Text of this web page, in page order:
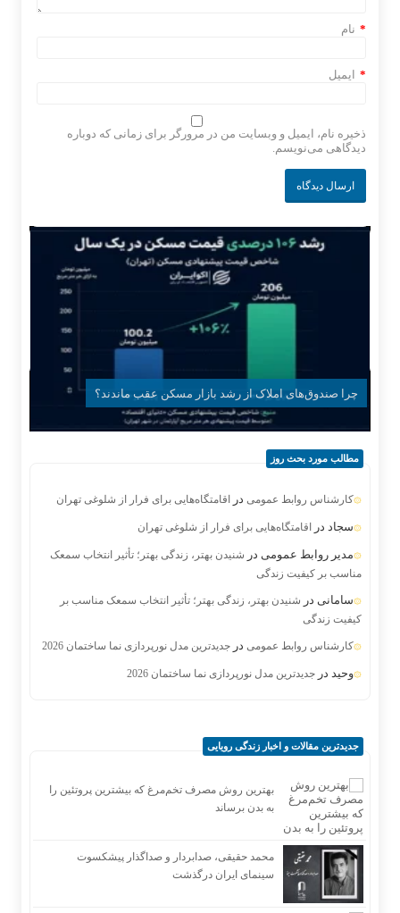
نام *
ایمیل *
ذخیره نام، ایمیل و وبسایت من در مرورگر برای زمانی که دوباره
دیدگاهی می‌نویسم.
چرا صندوق‌های املاک از رشد بازار مسکن عقب ماندند؟
مطالب مورد بحث روز
کارشناس روابط عمومی در اقامتگاه‌هایی برای فرار از شلوغی تهران
سجاد در اقامتگاه‌هایی برای فرار از شلوغی تهران
مدیر روابط عمومی در شنیدن بهتر، زندگی بهتر؛ تأثیر انتخاب سمعک
مناسب بر کیفیت زندگی
سامانی در شنیدن بهتر، زندگی بهتر؛ تأثیر انتخاب سمعک مناسب بر
کیفیت زندگی
کارشناس روابط عمومی در جدیدترین مدل نورپردازی نما ساختمان 2026
وحید در جدیدترین مدل نورپردازی نما ساختمان 2026
جدیدترین مقالات و اخبار زندگی رویایی
بهترین روش مصرف تخم‌مرغ که بیشترین پروتئین را
به بدن برساند
محمد حقیقی، صدابردار و صداگذار پیشکسوت
سینمای ایران درگذشت